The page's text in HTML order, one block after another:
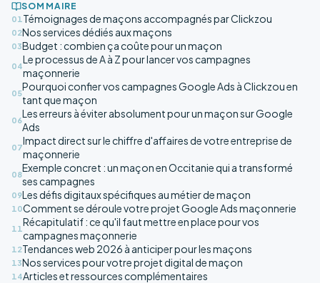
SOMMAIRE
01 Témoignages de maçons accompagnés par Clickzou
02Nos services dédiés aux maçons
03Budget : combien ça coûte pour un maçon
04
Le processus de A à Z pour lancer vos campagnes
maçonnerie
05
Pourquoi confier vos campagnes Google Ads à Clickzou en
tant que maçon
06
Les erreurs à éviter absolument pour un maçon sur Google
Ads
07
Impact direct sur le chiffre d'affaires de votre entreprise de
maçonnerie
08
Exemple concret : un maçon en Occitanie qui a transformé
ses campagnes
09Les défis digitaux spécifiques au métier de maçon
10Comment se déroule votre projet Google Ads maçonnerie
11
Récapitulatif : ce qu'il faut mettre en place pour vos
campagnes maçonnerie
12Tendances web 2026 à anticiper pour les maçons
13Nos services pour votre projet digital de maçon
14Articles et ressources complémentaires